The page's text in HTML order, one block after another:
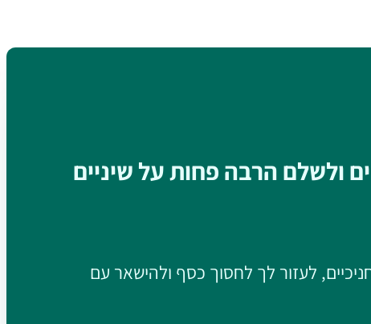
ולשלם הרבה פחות על שיניים
לעזור לך לחסוך כסף ולהישאר עם